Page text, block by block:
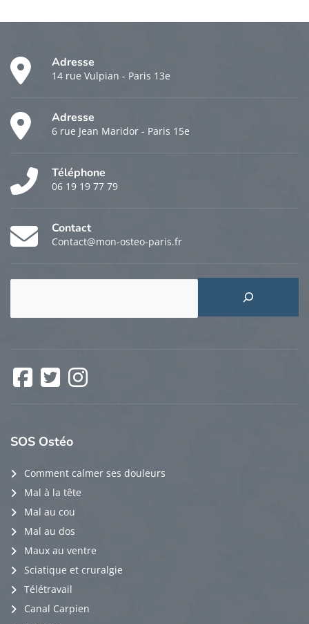
Adresse
14 rue Vulpian - Paris 13e
Adresse
6 rue Jean Maridor - Paris 15e
Téléphone
06 19 19 77 79
Contact
Contact@mon-osteo-paris.fr
Facebook
SOS Ostéo
Comment calmer ses douleurs
Mal à la tête
Mal au cou
Mal au dos
Maux au ventre
Sciatique et cruralgie
Télétravail
Canal Carpien